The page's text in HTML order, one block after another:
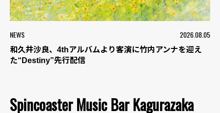
NEWS 2026.08.05
和久井沙良、4thアルバムより客演に竹内アンナを迎え
た“Destiny”先行配信
Spincoaster Music Bar Kagurazaka